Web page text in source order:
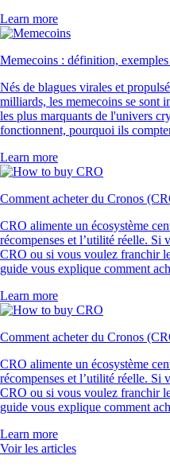
Learn more
Memecoins : définition,
Nés de blagues virales et
milliards, les memecoins se sont
les plus marquants de l'univers
fonctionnent, pourquoi ils
Learn more
Comment acheter du Cronos
CRO alimente un écosystème
récompenses et l’utilité réelle. Si
CRO ou si vous voulez franchir
guide vous explique comment
Learn more
Comment acheter du Cronos
CRO alimente un écosystème
récompenses et l’utilité réelle. Si
CRO ou si vous voulez franchir
guide vous explique comment
Learn more
Voir les articles